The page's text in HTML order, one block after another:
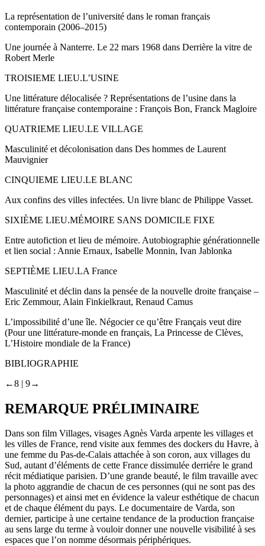
La représentation de l’université dans le roman français
contemporain (2006–2015)
Une journée à Nanterre. Le 22 mars 1968 dans Derrière la vitre de
Robert Merle
TROISIEME LIEU.L’USINE
Une littérature délocalisée ? Représentations de l’usine dans la
littérature française contemporaine : François Bon, Franck Magloire
QUATRIEME LIEU.LE VILLAGE
Masculinité et décolonisation dans Des hommes de Laurent
Mauvignier
CINQUIEME LIEU.LE BLANC
Aux confins des villes infectées. Un livre blanc de Philippe Vasset.
SIXIÈME LIEU.MÉMOIRE SANS DOMICILE FIXE
Entre autofiction et lieu de mémoire. Autobiographie générationnelle
et lien social : Annie Ernaux, Isabelle Monnin, Ivan Jablonka
SEPTIÈME LIEU.LA France
Masculinité et déclin dans la pensée de la nouvelle droite française –
Eric Zemmour, Alain Finkielkraut, Renaud Camus
L’impossibilité d’une île. Négocier ce qu’être Français veut dire
(Pour une littérature-monde en français, La Princesse de Clèves,
L’Histoire mondiale de la France)
BIBLIOGRAPHIE
←8 | 9→
REMARQUE PRÉLIMINAIRE
Dans son film Villages, visagesAgnès Varda arpente les villages et
les villes de France, rend visite aux femmes des dockers du Havre, à
une femme du Pas-de-Calais attachée à son coron, aux villages du
Sud, autant d’éléments de cette France dissimulée derriére le grand
récit médiatique parisien. D’une grande beauté, le film travaille avec
la photo aggrandie de chacun de ces personnes (qui ne sont pas des
personnages) et ainsi met en évidence la valeur esthétique de chacun
et de chaque élément du pays. Le documentaire de Varda, son
dernier, participe à une certaine tendance de la production française
au sens large du terme à vouloir donner une nouvelle visibilité à ses
espaces que l’on nomme désormais périphériques.